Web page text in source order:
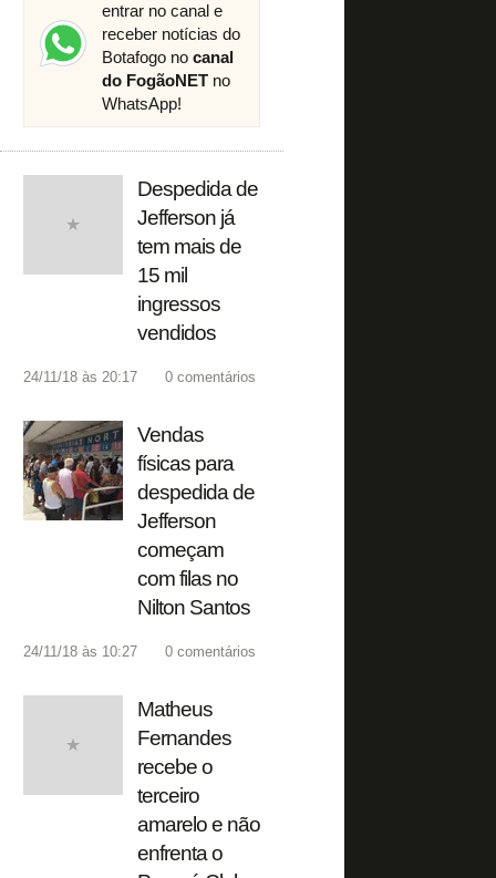
entrar no canal e
receber notícias do
Botafogo no canal
do FogãoNET no
WhatsApp!
Despedida de
Jefferson já
tem mais de
15 mil
ingressos
vendidos
24/11/18 às 20:17 0 comentários
Vendas
físicas para
despedida de
Jefferson
começam
com filas no
Nilton Santos
24/11/18 às 10:27 0 comentários
Matheus
Fernandes
recebe o
terceiro
amarelo e não
enfrenta o